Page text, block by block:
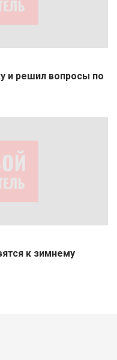
и решил вопросы по
к зимнему